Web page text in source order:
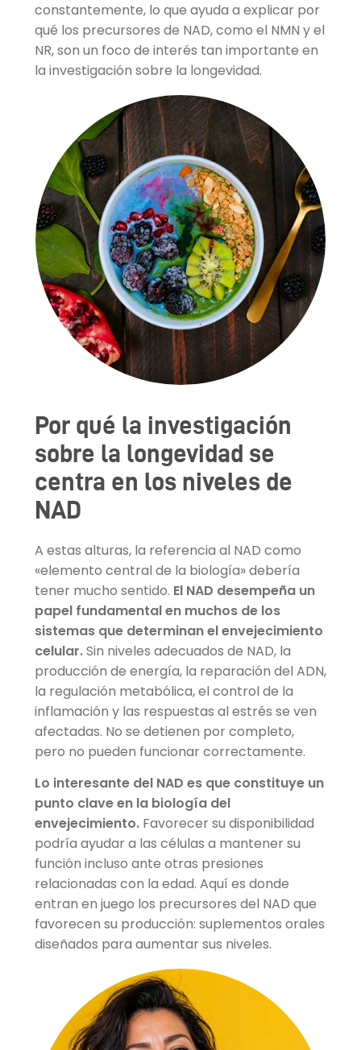
constantemente, lo que ayuda a explicar por
qué los precursores de NAD, como el NMN y el
NR, son un foco de interés tan importante en
la investigación sobre la longevidad.
Por qué la investigación
sobre la longevidad se
centra en los niveles de
NAD
A estas alturas, la referencia al NAD como
«elemento central de la biología» debería
tener mucho sentido. El NAD desempeña un
papel fundamental en muchos de los
sistemas que determinan el envejecimiento
celular.Sin niveles adecuados de NAD, la
producción de energía, la reparación del ADN,
la regulación metabólica, el control de la
inflamación y las respuestas al estrés se ven
afectadas. No se detienen por completo,
pero no pueden funcionar correctamente.
Lo interesante del NAD es que constituye un
punto clave en la biología del
envejecimiento.Favorecer su disponibilidad
podría ayudar a las células a mantener su
función incluso ante otras presiones
relacionadas con la edad. Aquí es donde
entran en juego los precursores del NAD que
favorecen su producción: suplementos orales
diseñados para aumentar sus niveles.